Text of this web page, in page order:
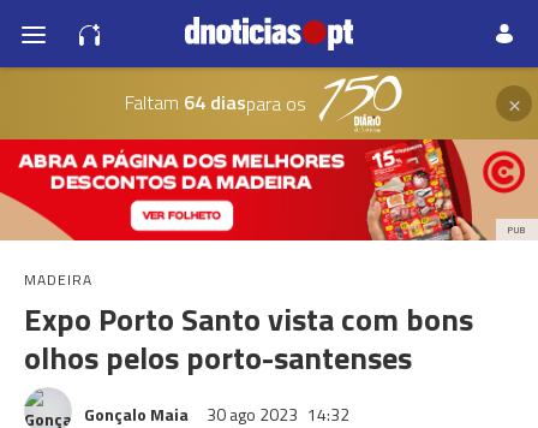
Faltam 64 diaspara os ×
PUB
MADEIRA
Expo Porto Santo vista com bons
olhos pelos porto-santenses
Gonçalo Maia 30 ago 2023 14:32